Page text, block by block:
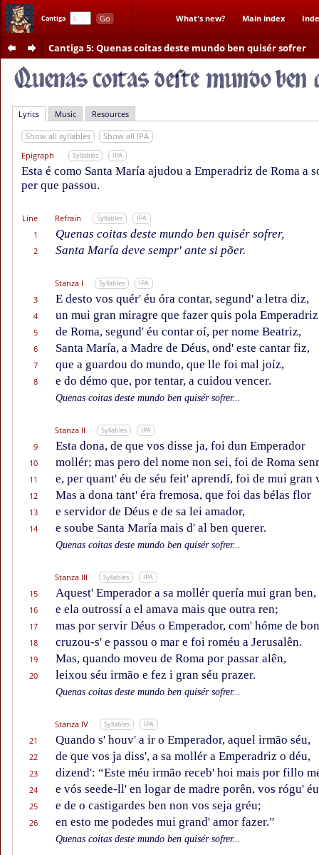
Cantiga Go What's new? Main index
Cantiga 5: Quenas coitas deste mundo ben quisér sofrer
Lyrics Music Resources
Show all syllables
Show all IPA
Epigraph
Syllables IPA
Esta é como Santa María ajudou a Emperadriz de Roma a
per que passou.
Line Refrain Syllables IPA
1 Quenas coitas deste mundo ben quisér sofrer,
2 Santa María deve sempr' ante si põer.
Stanza I Syllables IPA
3 E desto vos quér' éu óra contar, segund' a letra diz,
4 un mui gran miragre que fazer quis pola Emperadriz
5 de Roma, segund' éu contar oí, per nome Beatriz,
6 Santa María, a Madre de Déus, ond' este cantar fiz,
7 que a guardou do mundo, que lle foi mal joíz,
8 e do démo que, por tentar, a cuidou vencer.
Quenas coitas deste mundo ben quisér sofrer...
Stanza II Syllables IPA
9 Esta dona, de que vos disse ja, foi dun Emperador
10 mollér; mas pero del nome non sei, foi de Roma
11 e, per quant' éu de séu feit' aprendí, foi de mui gran
12 Mas a dona tant' éra fremosa, que foi das bélas flor
13 e servidor de Déus e de sa lei amador,
14 e soube Santa María mais d' al ben querer.
Quenas coitas deste mundo ben quisér sofrer...
Stanza III Syllables IPA
15 Aquest' Emperador a sa mollér quería mui gran ben,
16 e ela outrossí a el amava mais que outra ren;
17 mas por servir Déus o Emperador, com' hóme de
18 cruzou-s' e passou o mar e foi roméu a Jerusalên.
19 Mas, quando moveu de Roma por passar alên,
20 leixou séu irmão e fez i gran séu prazer.
Quenas coitas deste mundo ben quisér sofrer...
Stanza IV Syllables IPA
21 Quando s' houv' a ir o Emperador, aquel irmão séu,
22 de que vos ja diss', a sa mollér a Emperadriz o déu,
23 dizend': “Este méu irmão receb' hoi mais por fillo
24 e vós seede-ll' en logar de madre porên, vos rógu'
25 e de o castigardes ben non vos seja gréu;
26 en esto me podedes mui grand' amor fazer.”
Quenas coitas deste mundo ben quisér sofrer...